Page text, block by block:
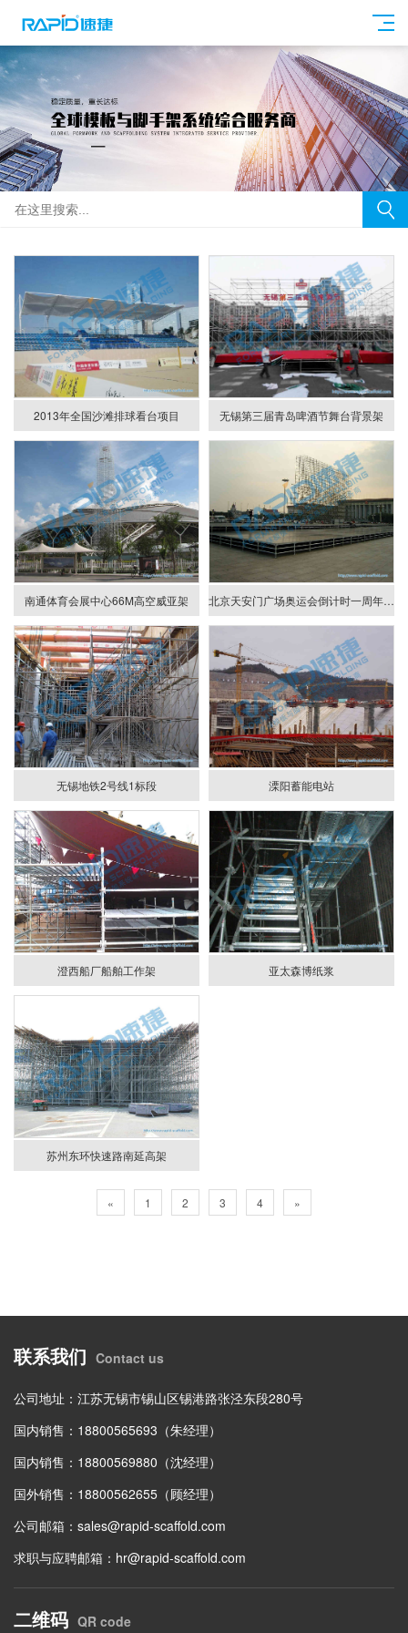
2013年全国沙滩排球看台项目 无锡第三届青岛啤酒节舞台背景架
南通体育会展中心66M高空威亚架 北京天安门广场奥运会倒计时一周年活动看台架
无锡地铁2号线1标段 溧阳蓄能电站
澄西船厂船舶工作架 亚太森博纸浆
苏州东环快速路南延高架
« 1 2 3 4 »
联系我们 Contact us
公司地址：江苏无锡市锡山区锡港路张泾东段280号
国内销售：18800565693（朱经理）
国内销售：18800569880（沈经理）
国外销售：18800562655（顾经理）
公司邮箱： sales@rapid-scaffold.com
求职与应聘邮箱： hr@rapid-scaffold.com
二维码 QR code